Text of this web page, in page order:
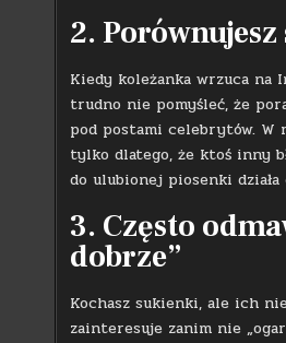
2.
Kiedy koleżanka wrzuca na
trudno nie pomyśleć, że
pod postami celebrytów. W
tylko dlatego, że ktoś inny
do ulubionej piosenki działa
3. Często
dobrze”
Kochasz sukienki, ale ich
zainteresuje zanim nie